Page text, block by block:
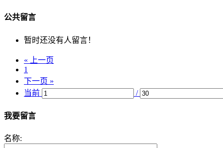
公共留言
暂时还没有人留言！
« 上一页
1
下一页 »
当前
/
我要留言
名称: